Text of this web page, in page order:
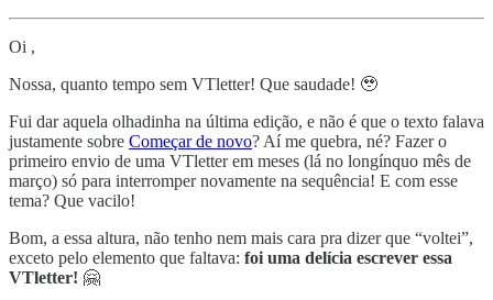
Oi ,
Nossa, quanto tempo sem VTletter! Que saudade! 🥹
Fui dar aquela olhadinha na última edição, e não é que o texto falava
justamente sobre Começar de novo? Aí me quebra, né? Fazer o
primeiro envio de uma VTletter em meses (lá no longínquo mês de
março) só para interromper novamente na sequência! E com esse
tema? Que vacilo!
Bom, a essa altura, não tenho nem mais cara pra dizer que “voltei”,
exceto pelo elemento que faltava: foi uma delícia escrever essa
VTletter! 🤗